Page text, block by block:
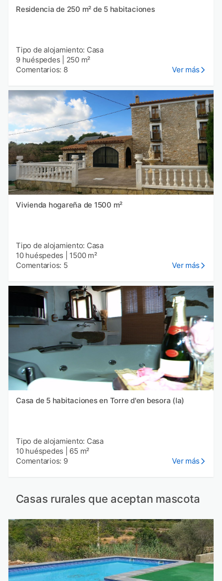
Residencia de 250 m² de 5 habitaciones
Tipo de alojamiento: Casa
9 huéspedes
250 m²
Comentarios: 8
Ver más
Vivienda hogareña de 1500 m²
Tipo de alojamiento: Casa
10 huéspedes
1500 m²
Comentarios: 5
Ver más
Casa de 5 habitaciones en Torre d'en besora (la)
Tipo de alojamiento: Casa
10 huéspedes
65 m²
Comentarios: 9
Ver más
Casas rurales que aceptan mascota